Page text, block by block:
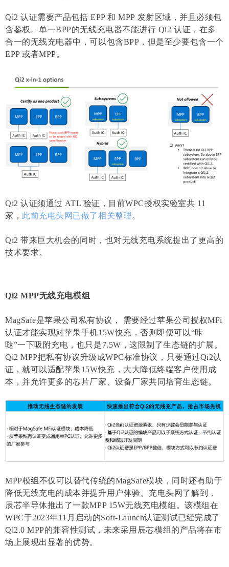
Qi2 认证需要产品包括 EPP 和 MPP 发射区域，并且必须包
含鉴权。单一BPP的无线充电器不能进行 Qi2 认证，在多
合一的无线充电器中，可以包含BPP，但是至少要包含一个
EPP 或者MPP。
Qi2 认证须通过 ATL 验证，目前WPC授权实验室共 11
家， 此前充电头网已做了相关整理。
Qi2 带来巨大机会的同时，也对无线充电系统提出了更高的
技术要求。
Qi2 MPP无线充电模组
MagSafe是苹果公司私有协议， 需要经过苹果公司授权MFi
认证才能实现对苹果手机15W快充，否则即便可以“咔
哒”一下吸附充电，也只是7.5W，这限制了生态链的扩展。
Qi2 MPP把私有协议升级成WPC标准协议，只要通过Qi2认
证，就可以适配苹果15W快充，大大降低终端客户使用成
本，并允许更多的芯片厂家、设备厂家共同培育生态链。
MPP模组不仅可以替代传统的MagSafe模块，同时还有助于
降低无线充电的成本并提升用户体验。充电头网了解到，
辰芯半导体推出了一款MPP 15W无线充电模组。该模组在
WPC于2023年11月启动的Soft-Launch认证测试已经完成了
Qi2.0 MPP的兼容性测试，未来采用辰芯模组的产品将在市
场上展现出显著的优势。